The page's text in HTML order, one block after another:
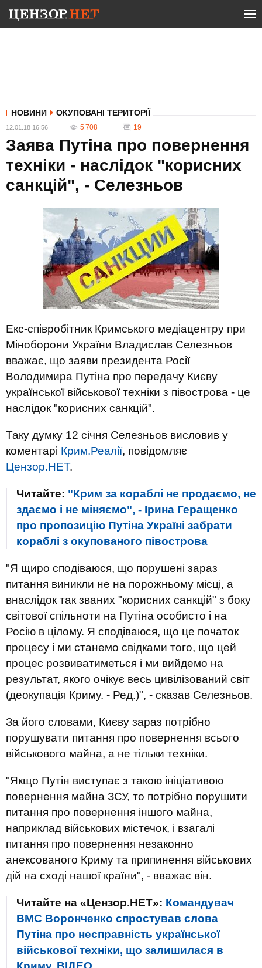
НОВИНИ ОКУПОВАНІ ТЕРИТОРІЇ
12.01.18 16:56 5 708 19
Заява Путіна про повернення
техніки - наслідок "корисних
санкцій", - Селезньов
Екс-співробітник Кримського медіацентру при
Міноборони України Владислав Селезньов
вважає, що заяви президента Росії
Володимира Путіна про передачу Києву
української військової техніки з півострова - це
наслідок "корисних санкцій".
Таку думку 12 січня Селезньов висловив у
коментарі Крим.Реалії, повідомляє
Цензор.НЕТ.
Читайте: "Крим за кораблі не продаємо, не
здаємо і не міняємо", - Ірина Геращенко
про пропозицію Путіна Україні забрати
кораблі з окупованого півострова
"Я щиро сподіваюся, що порушені зараз
питання виникли не на порожньому місці, а
внаслідок так званих "корисних санкцій" з боку
світової спільноти на Путіна особисто і на
Росію в цілому. Я сподіваюся, що це початок
процесу і ми станемо свідками того, що цей
процес розвиватиметься і ми вийдемо на
результат, якого очікує весь цивілізований світ
(деокупація Криму. - Ред.)", - сказав Селезньов.
За його словами, Києву зараз потрібно
порушувати питання про повернення всього
військового майна, а не тільки техніки.
"Якщо Путін виступає з такою ініціативою
повернення майна ЗСУ, то потрібно порушити
питання про повернення іншого майна,
наприклад військових містечок, і взагалі
питання про повернення незаконно
анексованого Криму та припинення військових
дій на сході нашої країни", - вважає він.
Читайте на «Цензор.НЕТ»: Командувач
ВМС Воронченко спростував слова
Путіна про несправність української
військової техніки, що залишилася в